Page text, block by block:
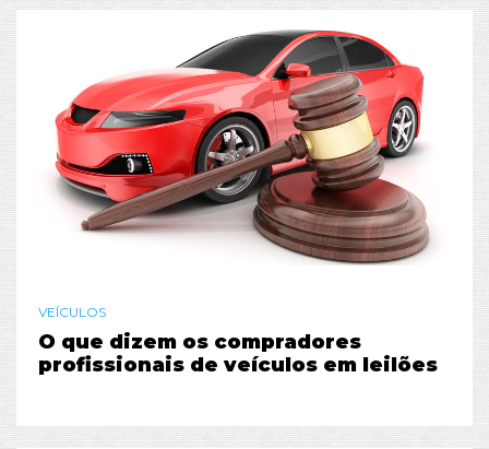
VEÍCULOS
O que dizem os compradores
profissionais de veículos em leilões